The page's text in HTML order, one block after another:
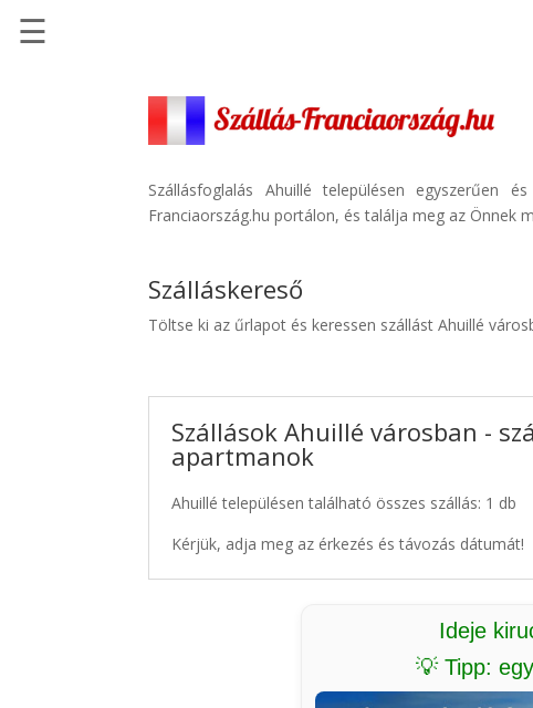
Szállásinfo.eu
Repülőjegy
Autóbérlés
☰
Szállásfoglalás Ahuillé településen egyszerűen
Franciaország.hu portálon, és találja meg az Önnek
Szálláskereső
Töltse ki az űrlapot és keressen szállást Ahuillé
Szállások Ahuillé városban -
apartmanok
Ahuillé településen található összes szállás: 1 db
Kérjük, adja meg az érkezés és távozás dátumát!
Ideje
💡 Tipp: